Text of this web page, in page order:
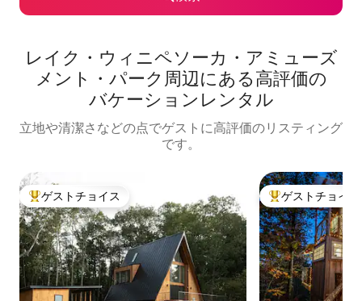
レイク・ウィニペソーカ・アミューズ
メント・パーク⁠周⁠辺⁠に⁠あ⁠る高⁠評⁠価⁠の
バ⁠ケ⁠ー⁠シ⁠ョ⁠ン⁠レ⁠ン⁠タ⁠ル
立地や清潔さなどの点でゲストに高評価のリスティング
です。
大好評のゲストチョイスです。
ゲストチョイス 大好評のゲスト
ゲストチョイス